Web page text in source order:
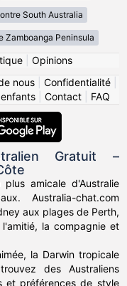
South Australia
Zamboanga Peninsula
| Opinions
nous Confidentialité
| Contact| FAQ
Gratuit –
amicale d'Australie
Australia-chat.com
aux plages de Perth,
la compagnie et
la Darwin tropicale
des Australiens
et préférences de style